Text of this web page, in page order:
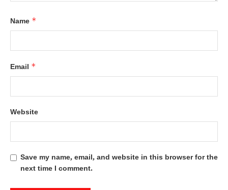
Name *
Email *
Website
Save my name, email, and website in this browser for the
next time I comment.